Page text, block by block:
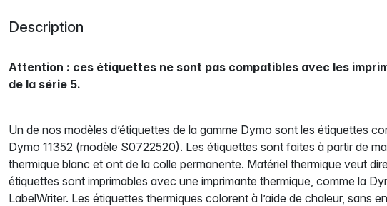
Description
Attention : ces étiquettes ne sont pas compatibles avec les
de la série 5.
Un de nos modèles d’étiquettes de la gamme Dymo sont les étiquettes
Dymo 11352 (modèle S0722520). Les étiquettes sont faites à partir de
thermique blanc et ont de la colle permanente. Matériel thermique veut
étiquettes sont imprimables avec une imprimante thermique, comme la
LabelWriter. Les étiquettes thermiques colorent à l’aide de chaleur, sans